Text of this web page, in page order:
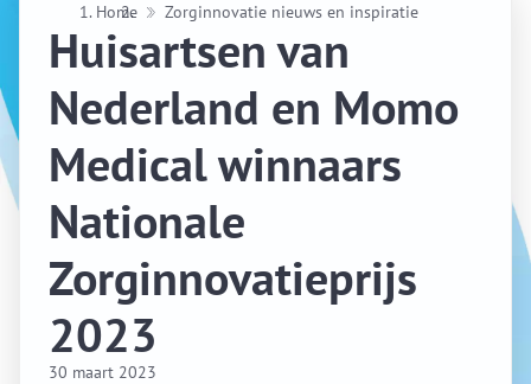
Home Zorginnovatie nieuws en inspiratie
Huisartsen van
Nederland en Momo
Medical winnaars
Nationale
Zorginnovatieprijs
2023
30 maart 2023